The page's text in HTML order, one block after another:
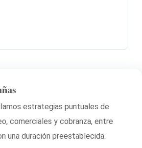
estrategias puntuales de
comerciales y cobranza, entre
una duración preestablecida.